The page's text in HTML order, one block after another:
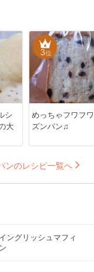
シ
大
3位
めっちゃフワフ
ズンパン♫
ンのレシピ一覧へ
イングリッシュマフィ
ン